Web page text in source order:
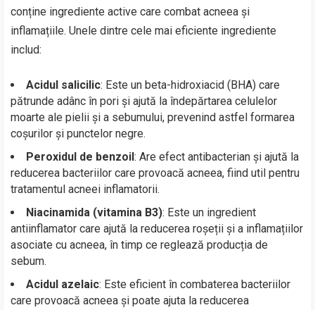
conține ingrediente active care combat acneea și
inflamațiile. Unele dintre cele mai eficiente ingrediente
includ:
Acidul salicilic: Este un beta-hidroxiacid (BHA) care
pătrunde adânc în pori și ajută la îndepărtarea celulelor
moarte ale pielii și a sebumului, prevenind astfel formarea
coșurilor și punctelor negre.
Peroxidul de benzoil: Are efect antibacterian și ajută la
reducerea bacteriilor care provoacă acneea, fiind util pentru
tratamentul acneei inflamatorii.
Niacinamida (vitamina B3): Este un ingredient
antiinflamator care ajută la reducerea roșeții și a inflamațiilor
asociate cu acneea, în timp ce reglează producția de
sebum.
Acidul azelaic: Este eficient în combaterea bacteriilor
care provoacă acneea și poate ajuta la reducerea